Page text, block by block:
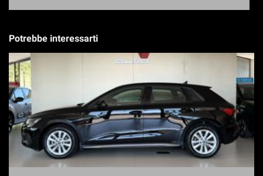
Potrebbe interessarti